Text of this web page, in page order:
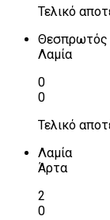
Τελικό
Θεσπρωτός
Λαμία
0
0
Τελικό
Λαμία
Άρτα
2
0